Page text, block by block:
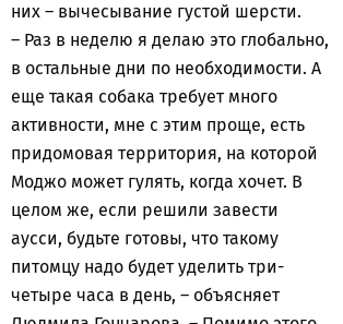
них – вычесывание густой шерсти.
– Раз в неделю я делаю это глобально,
в остальные дни по необходимости. А
еще такая собака требует много
активности, мне с этим проще, есть
придомовая территория, на которой
Моджо может гулять, когда хочет. В
целом же, если решили завести
аусси, будьте готовы, что такому
питомцу надо будет уделить три-
четыре часа в день, – объясняет